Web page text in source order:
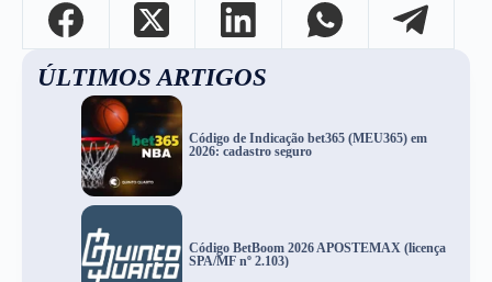
ÚLTIMOS ARTIGOS
Código de Indicação bet365 (MEU365) em
2026: cadastro seguro
Código BetBoom 2026 APOSTEMAX (licença
SPA/MF nº 2.103)